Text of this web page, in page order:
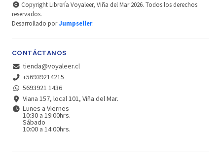
Copyright Librería Voyaleer, Viña del Mar 2026. Todos los derechos
reservados.
Desarrollado porJumpseller.
CONTÁCTANOS
tienda@voyaleer.cl
+56939214215
5693921 1436
Viana 157, local 101, Viña del Mar.
Lunes a Viernes
10:30 a 19:00hrs.
Sábado
10:00 a 14:00hrs.